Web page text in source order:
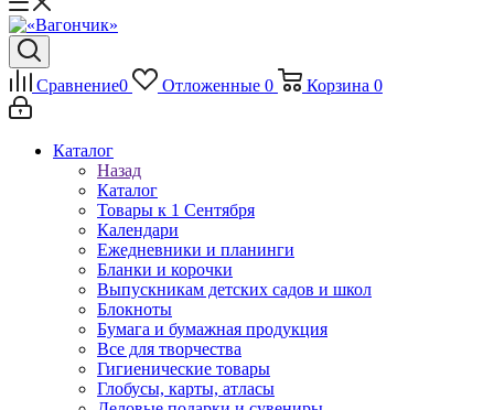
Сравнение0 Отложенные 0 Корзина 0
Каталог
Назад
Каталог
Товары к 1 Сентября
Календари
Ежедневники и планинги
Бланки и корочки
Выпускникам детских садов и школ
Блокноты
Бумага и бумажная продукция
Все для творчества
Гигиенические товары
Глобусы, карты, атласы